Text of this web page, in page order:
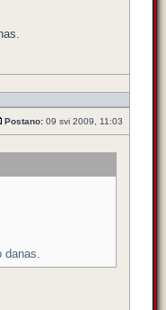
Postano: 09 svi 2009, 11:03
danas.